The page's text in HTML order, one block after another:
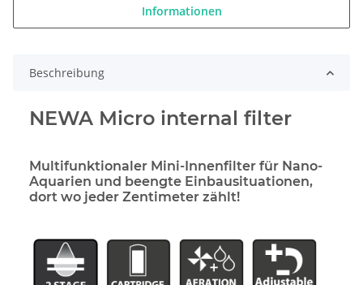
Informationen
Beschreibung
NEWA Micro internal filter
Multifunktionaler Mini-Innenfilter für Nano-
Aquarien und beengte Einbausituationen,
dort wo jeder Zentimeter zählt!